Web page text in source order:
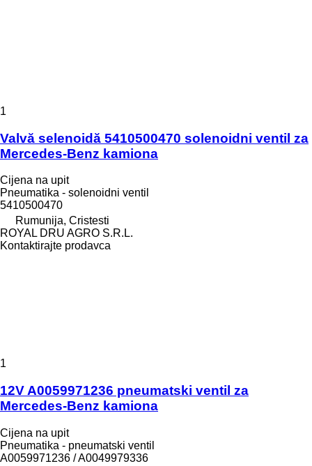
1
Valvă selenoidă 5410500470 solenoidni ventil za
Mercedes-Benz kamiona
Cijena na upit
Pneumatika - solenoidni ventil
5410500470
Rumunija, Cristesti
ROYAL DRU AGRO S.R.L.
Kontaktirajte prodavca
1
12V A0059971236 pneumatski ventil za
Mercedes-Benz kamiona
Cijena na upit
Pneumatika - pneumatski ventil
A0059971236 / A0049979336